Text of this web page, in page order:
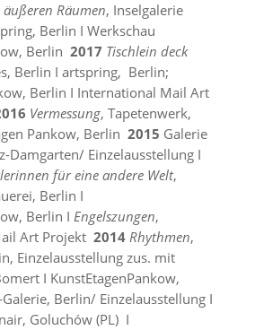
Räumen, Inselgalerie
Berlin I Werkschau
Berlin 2017 Tischlein deck
Berlin I artspring, Berlin;
Berlin I International Mail Art
Vermessung, Tapetenwerk,
Pankow, Berlin 2015 Galerie
Damgarten/ Einzelausstellung I
für eine andere Welt,
Berlin I
Berlin I Engelszungen,
Art Projekt 2014 Rhythmen,
Einzelausstellung zus. mit
I KunstEtagenPankow,
Galerie, Berlin/ Einzelausstellung I
Goluchów (PL) I